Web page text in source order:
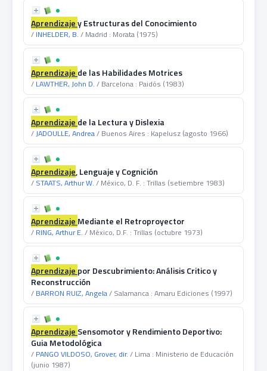
Aprendizajey Estructuras del Conocimiento
/ INHELDER, B. / Madrid : Morata (1975)
Aprendizaje de las Habilidades Motrices
/ LAWTHER, John D. / Barcelona : Paidós (1983)
Aprendizaje de la Lectura y Dislexia
/JADOULLE, Andrea/ Buenos Aires : Kapelusz (agosto 1966)
Aprendizaje, Lenguaje y Cognición
/ STAATS, Arthur W. / México, D. F. : Trillas (setiembre 1983)
Aprendizaje Mediante el Retroproyector
/ RING, Arthur E. / México, D.F. : Trillas (octubre 1973)
Aprendizaje por Descubrimiento: Análisis Critico y
Reconstrucción
/ BARRON RUIZ, Angela/ Salamanca : Amaru Ediciones (1997)
Aprendizaje Sensomotor y Rendimiento Deportivo:
Guia Metodológica
/ PANGO VILDOSO, Grover, dir. / Lima : Ministerio de Educación
(junio 1987)